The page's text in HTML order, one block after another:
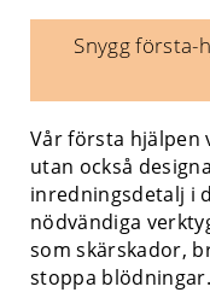
Snygg första-
Vår första hjälpen
utan också
inredningsdetalj i
nödvändiga
som skärskador,
stoppa blödningar.